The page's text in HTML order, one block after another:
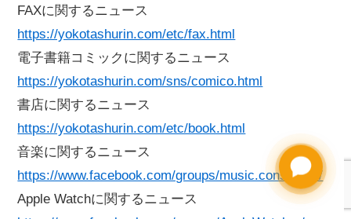
FAXに関するニュース
https://yokotashurin.com/etc/fax.html
電子書籍コミックに関するニュース
https://yokotashurin.com/sns/comico.html
書店に関するニュース
https://yokotashurin.com/etc/book.html
音楽に関するニュース
https://www.facebook.com/groups/music.consultant/
Apple Watchに関するニュース